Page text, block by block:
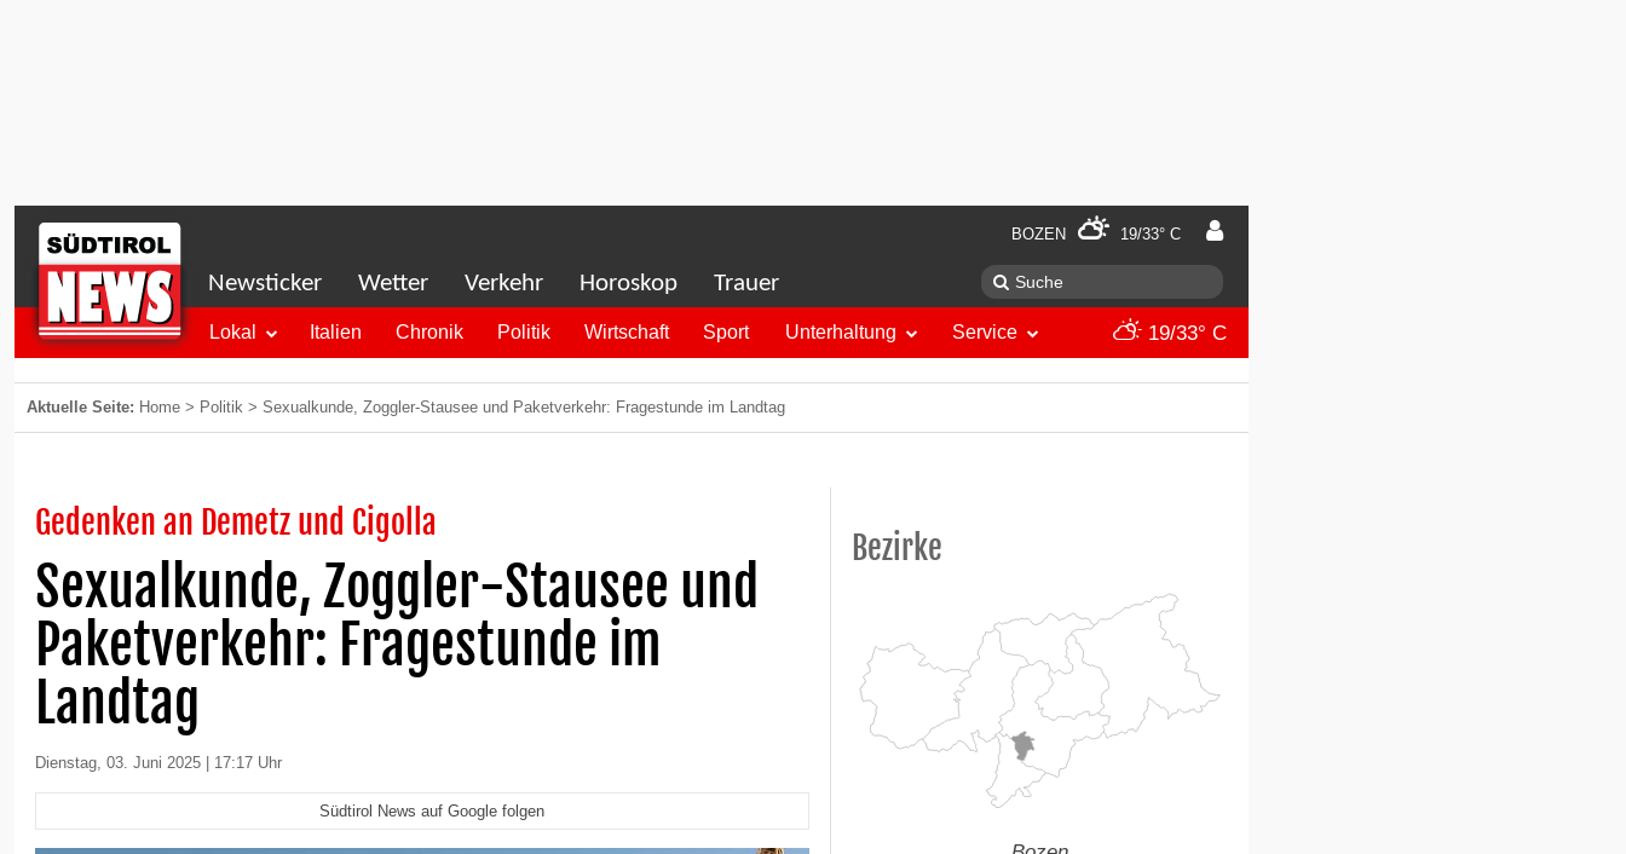
BOZEN 19/33° C
Newsticker Wetter Verkehr Horoskop Trauer
Lokal Italien Chronik Politik Wirtschaft Sport Unterhaltung Service 19/33° C
Aktuelle Seite: Home > Politik > Sexualkunde, Zoggler-Stausee und Paketverkehr: Fragestunde im Landtag
Gedenken an Demetz und Cigolla
Sexualkunde, Zoggler-Stausee und
Paketverkehr: Fragestunde im
Landtag
Dienstag, 03. Juni 2025 | 17:17 Uhr
Südtirol News auf Google folgen
Bezirke